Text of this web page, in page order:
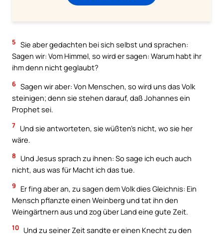
5 Sie aber gedachten bei sich selbst und sprachen:
Sagen wir: Vom Himmel, so wird er sagen: Warum habt ihr
ihm denn nicht geglaubt?
6 Sagen wir aber: Von Menschen, so wird uns das Volk
steinigen; denn sie stehen darauf, daß Johannes ein
Prophet sei.
7 Und sie antworteten, sie wüßten’s nicht, wo sie her
wäre.
8
Und Jesus sprach zu ihnen: So sage ich euch auch
nicht, aus was für Macht ich das tue.
9
Er fing aber an, zu sagen dem Volk dies Gleichnis: Ein
Mensch pflanzte einen Weinberg und tat ihn den
Weingärtnern aus und zog über Land eine gute Zeit.
10 Und zu seiner Zeit sandte er einen Knecht zu den